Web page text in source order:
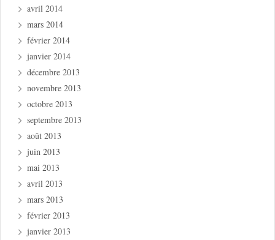
avril 2014
mars 2014
février 2014
janvier 2014
décembre 2013
novembre 2013
octobre 2013
septembre 2013
août 2013
juin 2013
mai 2013
avril 2013
mars 2013
février 2013
janvier 2013